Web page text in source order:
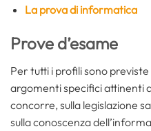
La prova di informatica
Prove d’esame
Per tutti i profili sono
argomenti specifici attinenti
concorre, sulla legislazione
sulla conoscenza